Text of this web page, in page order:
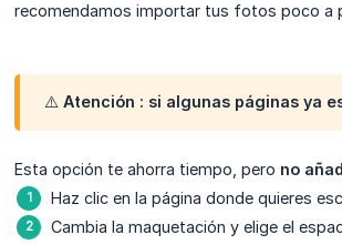
recomendamos importar tus fotos poco a
⚠️ Atención : si algunas páginas ya
Esta opción te ahorra tiempo, pero no
Haz clic en la página donde quieres
Cambia la maquetación y elige el